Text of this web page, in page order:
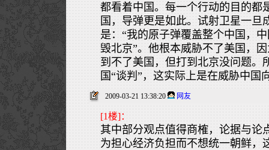
都看着中国。每一个行动的目的都
国，导弹更是如此。试射卫星一旦
是：“我的原子弹覆盖整个中国，
毁北京”。他根本威胁不了美国，
到不了美国，但打到北京没问题。
国“谈判”，这实际上是在威胁中国
2009-03-21 13:38:20 网友
[1楼]：
其中部分观点值得商榷，论据与论
为担心经济负担而不想统一朝鲜，